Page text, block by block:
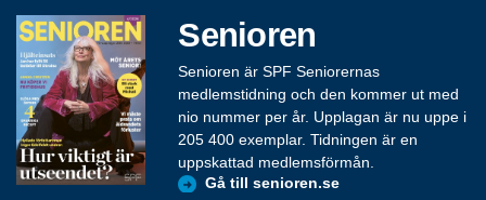
Senioren
Senioren är SPF Seniorernas
medlemstidning och den kommer ut med
nio nummer per år. Upplagan är nu uppe i
205 400 exemplar. Tidningen är en
uppskattad medlemsförmån.
Gå till senioren.se